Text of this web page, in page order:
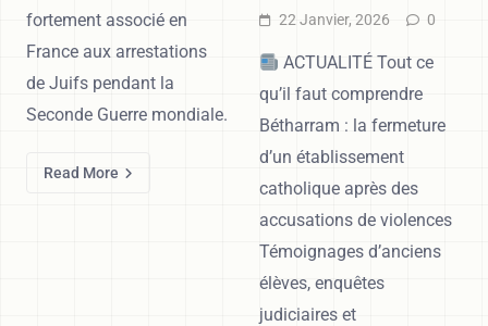
fortement associé en
France aux arrestations
de Juifs pendant la
Seconde Guerre mondiale.
Read More
22 Janvier, 2026 0
ACTUALITÉ Tout ce
qu’il faut comprendre
Bétharram : la fermeture
d’un établissement
catholique après des
accusations de violences
Témoignages d’anciens
élèves, enquêtes
judiciaires et